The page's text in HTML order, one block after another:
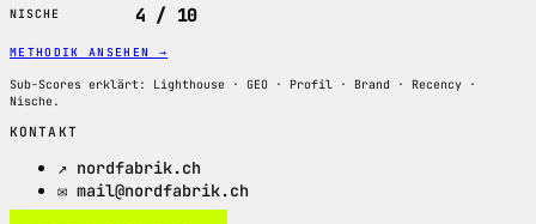
NISCHE 4 / 10
METHODIK ANSEHEN →
Sub-Scores erklärt: Lighthouse · GEO · Profil · Brand · Recency ·
Nische.
KONTAKT
↗ nordfabrik.ch
✉ mail@nordfabrik.ch